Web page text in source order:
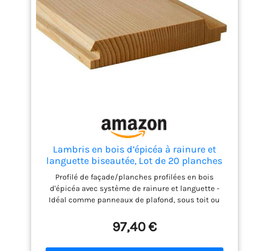
Lambris en bois d’épicéa à rainure et
languette biseautée, Lot de 20 planches
profilées en bois d'épicéa - 15 mm x 9,6 cm
- Longueur : 2 m - Revêtement de toit et
façade
Profilé de façade/planches profilées en bois
d'épicéa avec système de rainure et languette -
Idéal comme panneaux de plafond, sous toit ou
couverts. Contenu de la livraison : 20 planches
profilées - environ 3,84 m² de matériau, dont
environ 3,6 m² de surface couverte efficace.
97,40 €